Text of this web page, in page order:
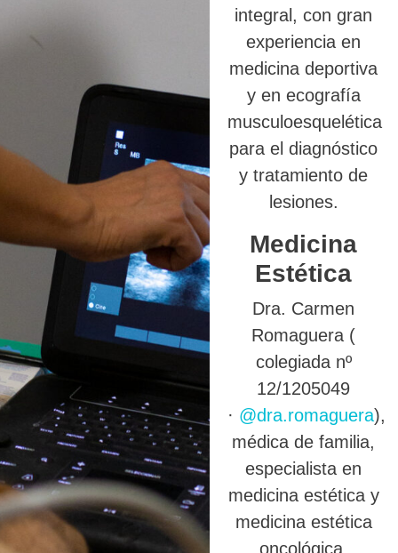
integral, con gran
experiencia en
medicina deportiva
y en ecografía
musculoesquelética
para el diagnóstico
y tratamiento de
lesiones.
Medicina
Estética
Dra. Carmen
Romaguera (
colegiada nº
12/1205049
· @dra.romaguera),
médica de familia,
especialista en
medicina estética y
medicina estética
oncológica.